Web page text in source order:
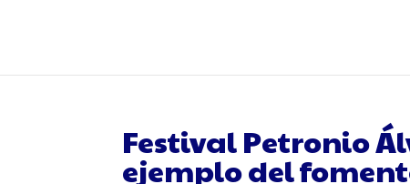
Festival Petronio
ejemplo del